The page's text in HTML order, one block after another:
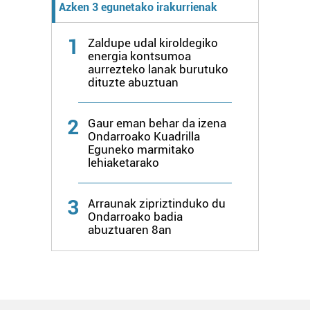
Azken 3 egunetako irakurrienak
1
Zaldupe udal kiroldegiko
energia kontsumoa
aurrezteko lanak burutuko
dituzte abuztuan
2
Gaur eman behar da izena
Ondarroako Kuadrilla
Eguneko marmitako
lehiaketarako
3
Arraunak zipriztinduko du
Ondarroako badia
abuztuaren 8an